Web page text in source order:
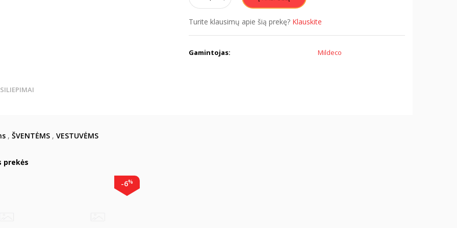
Turite klausimų apie šią prekę? Klauskite
Gamintojas: Mildeco
, ŠVENTĖMS, VESTUVĖMS
prekės
-6%